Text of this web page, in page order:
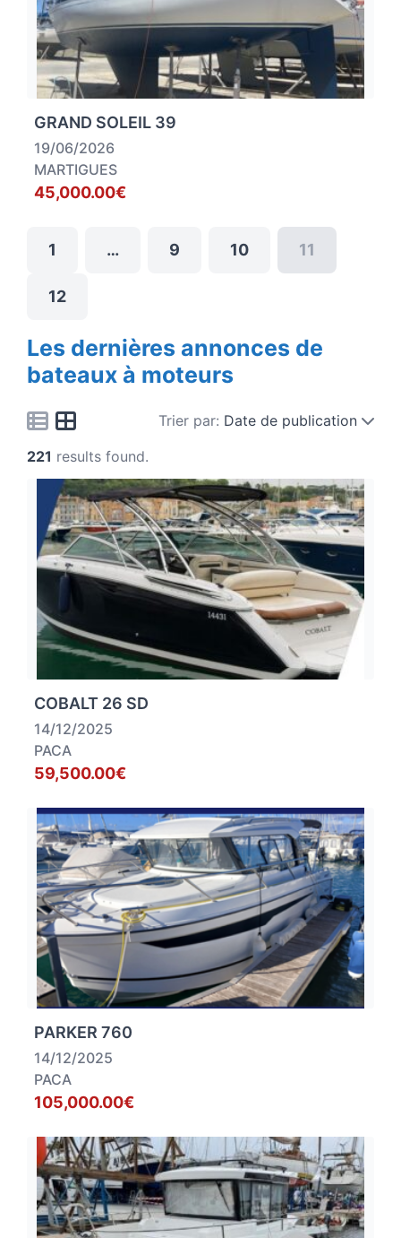
GRAND SOLEIL 39
19/06/2026
MARTIGUES
45,000.00€
1 … 9 10 11
12
Les dernières annonces de
bateaux à moteurs
Trier par: Date de publication
221 results found.
COBALT 26 SD
14/12/2025
PACA
59,500.00€
PARKER 760
14/12/2025
PACA
105,000.00€